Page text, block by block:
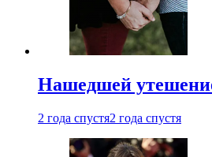
Нашедшей
2 года спустя2 года спустя